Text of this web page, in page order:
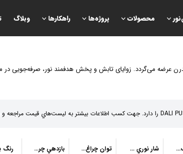
محصولات پروژه‌ها راهكارها وبلاگ
عرضه می‌گردد. زوایای تابش و پخش هدفمند نور، صرفه‌جویی در
دماي رنگ نور شار نوري چراغ (لومن) توان چراغ (وات) بازدهي چراغ (لومن بر وات) رنگ